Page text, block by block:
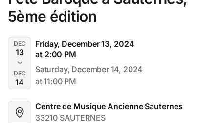
5ème édition
DEC
13
DEC
14
Friday, December 13, 2024
at 2:00 PM
Saturday, December 14, 2024
at 11:00 PM
Centre de Musique Ancienne Sauternes
33210 SAUTERNES